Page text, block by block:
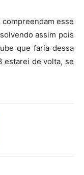
esse
assim pois
que faria dessa
estarei de volta, se